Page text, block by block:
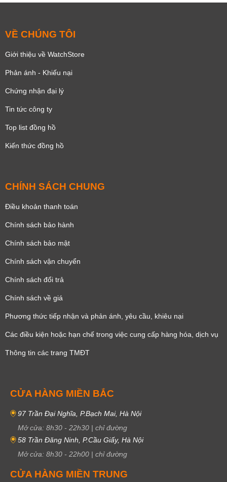
VỀ CHÚNG TÔI
Giới thiệu về WatchStore
Phản ánh - Khiếu nại
Chứng nhận đại lý
Tin tức công ty
Top list đồng hồ
Kiến thức đồng hồ
CHÍNH SÁCH CHUNG
Điều khoản thanh toán
Chính sách bảo hành
Chính sách bảo mật
Chính sách vận chuyển
Chính sách đổi trả
Chính sách về giá
Phương thức tiếp nhận và phản ánh, yêu cầu, khiêu nại
Các điều kiện hoặc hạn chế trong việc cung cấp hàng hóa, dịch vụ
Thông tin các trang TMĐT
CỬA HÀNG MIỀN BẮC
97 Trần Đại Nghĩa, P.Bạch Mai, Hà Nội
Mở cửa: 8h30 - 22h30 | chỉ đường
58 Trần Đăng Ninh, P.Cầu Giấy, Hà Nội
Mở cửa: 8h30 - 22h00 | chỉ đường
CỬA HÀNG MIỀN TRUNG